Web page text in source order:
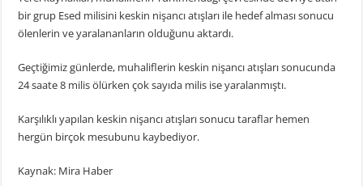
bir grup Esed milisini keskin nişancı atışları ile hedef alması sonucu
ölenlerin ve yaralananların olduğunu aktardı.
Geçtiğimiz günlerde, muhaliflerin keskin nişancı atışları sonucunda
24 saate 8 milis ölürken çok sayıda milis ise yaralanmıştı.
Karşılıklı yapılan keskin nişancı atışları sonucu taraflar hemen
hergün birçok mesubunu kaybediyor.
Kaynak: Mira Haber